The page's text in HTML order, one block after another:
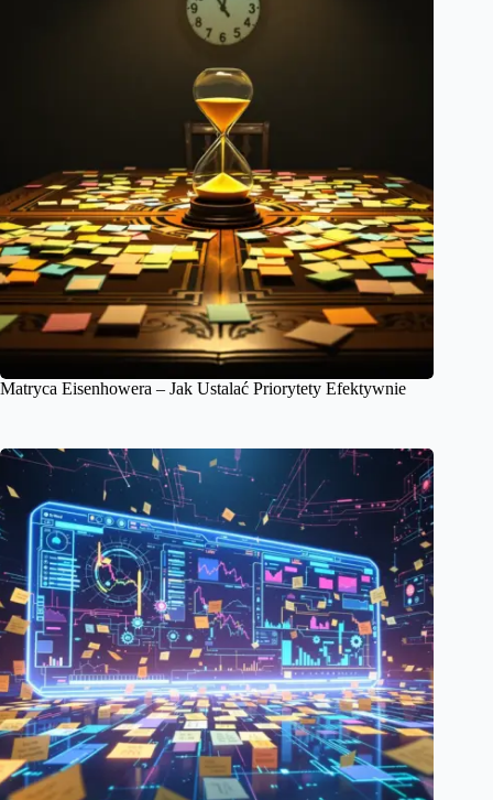
Matryca Eisenhowera – Jak Ustalać Priorytety Efektywnie